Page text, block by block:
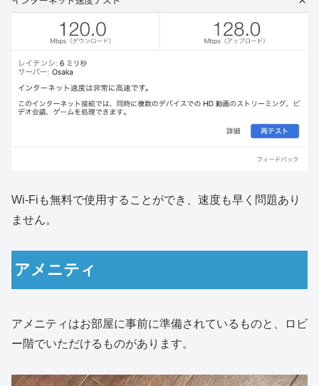
Wi-Fiも無料で使用することができ、速度も早く問題あり
ません。
アメニティ
アメニティはお部屋に事前に準備されているものと、ロビ
ー階でいただけるものがあります。